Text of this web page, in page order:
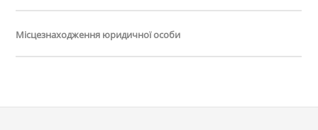
Місцезнаходження юридичної особи